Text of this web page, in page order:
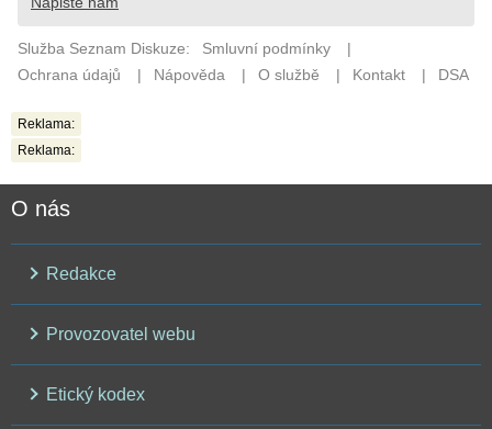
Reklama:
Reklama:
O nás
Redakce
Provozovatel webu
Etický kodex